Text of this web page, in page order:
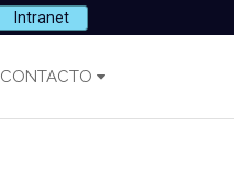
Intranet
CONTACTO